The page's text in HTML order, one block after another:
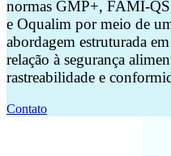
normas GMP+, FAMI-
e Oqualim por meio de
abordagem estruturada em
relação à segurança
rastreabilidade e
Contato